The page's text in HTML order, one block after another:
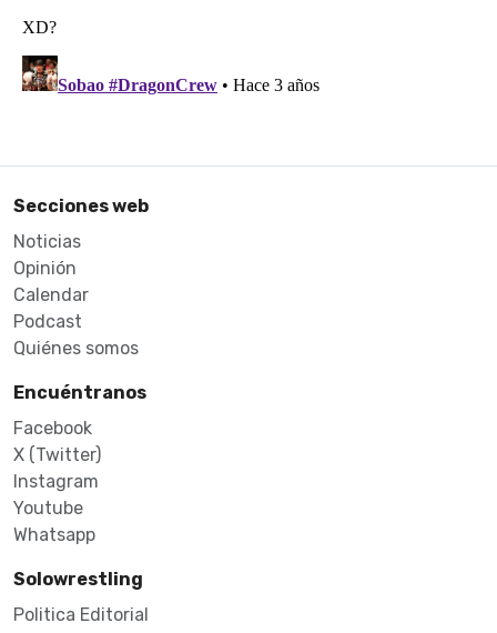
Secciones web
Noticias
Opinión
Calendar
Podcast
Quiénes somos
Encuéntranos
Facebook
X (Twitter)
Instagram
Youtube
Whatsapp
Solowrestling
Politica Editorial